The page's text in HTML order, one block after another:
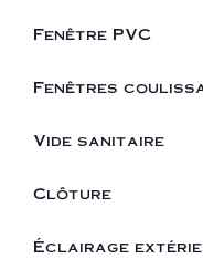
Fenêtre PVC
Fenêtres
Vide sanitaire
Clôture
Éclairage